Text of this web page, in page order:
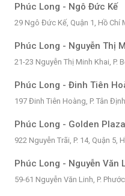
Phúc Long - Ngô Đức Kế
29 Ngô Đức Kế, Quận 1, Hồ Chí
Phúc Long - Nguyễn Thị
21-23 Nguyễn Thị Minh Khai, P.
Phúc Long - Đinh Tiên
197 Đinh Tiên Hoàng, P. Tân
Phúc Long - Golden Plaza
922 Nguyễn Trãi, P. 14, Quận 5,
Phúc Long - Nguyễn Văn
59-61 Nguyễn Văn Linh, P.